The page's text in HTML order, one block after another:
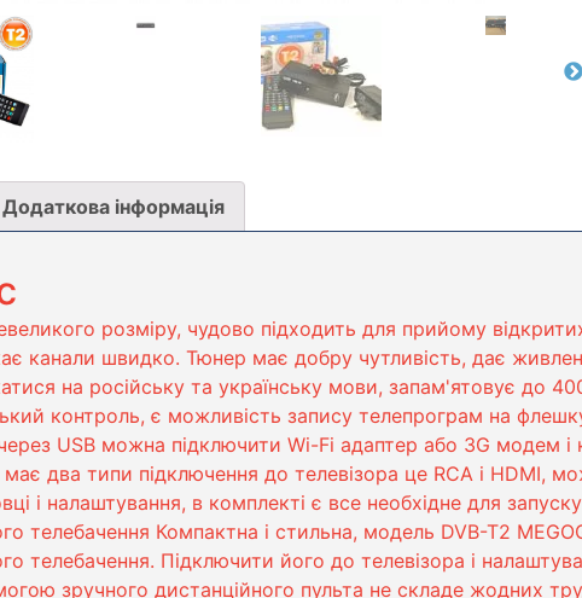
Додаткова інформація
розміру, чудово підходить для прийому
канали швидко. Тюнер має добру чутливість, дає
на російську та українську мови, запам'ятовує до
контроль, є можливість запису телепрограм на
USB можна підключити Wi-Fi адаптер або 3G модем
два типи підключення до телевізора це RCA і HDMI,
і налаштування, в комплекті є все необхідне для
телебачення Компактна і стильна, модель DVB-T2
телебачення. Підключити його до телевізора і
зручного дистанційного пульта не складе жодних